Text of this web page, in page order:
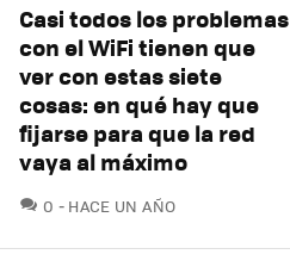
Casi todos los problemas
con el WiFi tienen que
ver con estas siete
cosas: en qué hay que
fijarse para que la red
vaya al máximo
0 COMENTARIOS
HACE UN AÑO